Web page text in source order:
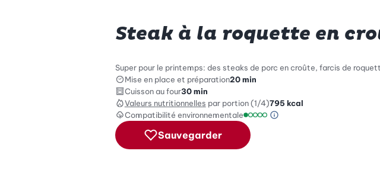
Steak à la roquette en
Super pour le printemps: des steaks de porc en croûte, farcis de
Mise en place et préparation20 min
Cuisson au four30 min
Valeurs nutritionnelles par portion (1/4)795 kcal
Compatibilité environnementale
Échelle de compatibilité
Information sur
Sauvegarder